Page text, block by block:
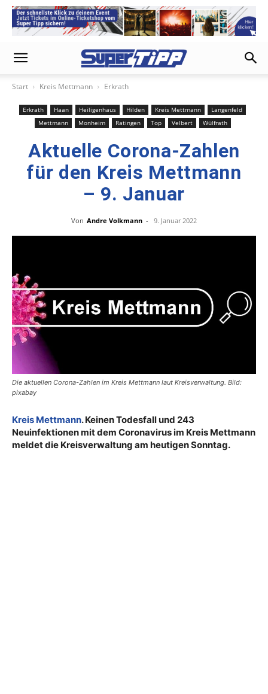
Start Kreis Mettmann Erkrath
Erkrath Haan Heiligenhaus Hilden Kreis Mettmann
Langenfeld
Mettmann
Monheim Ratingen Top Velbert Wülfrath
Aktuelle Corona-Zahlen
für den Kreis Mettmann
– 9. Januar
Von Andre Volkmann - 9. Januar 2022
Die aktuellen Corona-Zahlen im Kreis Mettmann laut Kreisverwaltung. Bild:
pixabay
Kreis Mettmann. Keinen Todesfall und 243
Neuinfektionen mit dem Coronavirus im Kreis Mettmann
meldet die Kreisverwaltung am heutigen Sonntag.